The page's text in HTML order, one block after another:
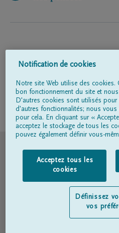
Suivez-nous sur
Conditions
Déclaration
Déclaration
Notification de cookies
Notre site Web utilise des cookies.
bon fonctionnement du site et
D'autres cookies sont utilisés pour
d'autres fonctionnalités; nous
pour cela. En cliquant sur «
acceptez le stockage de tous les
pouvez également définir vous-
Acceptez tous les
cookies
Définissez
vos